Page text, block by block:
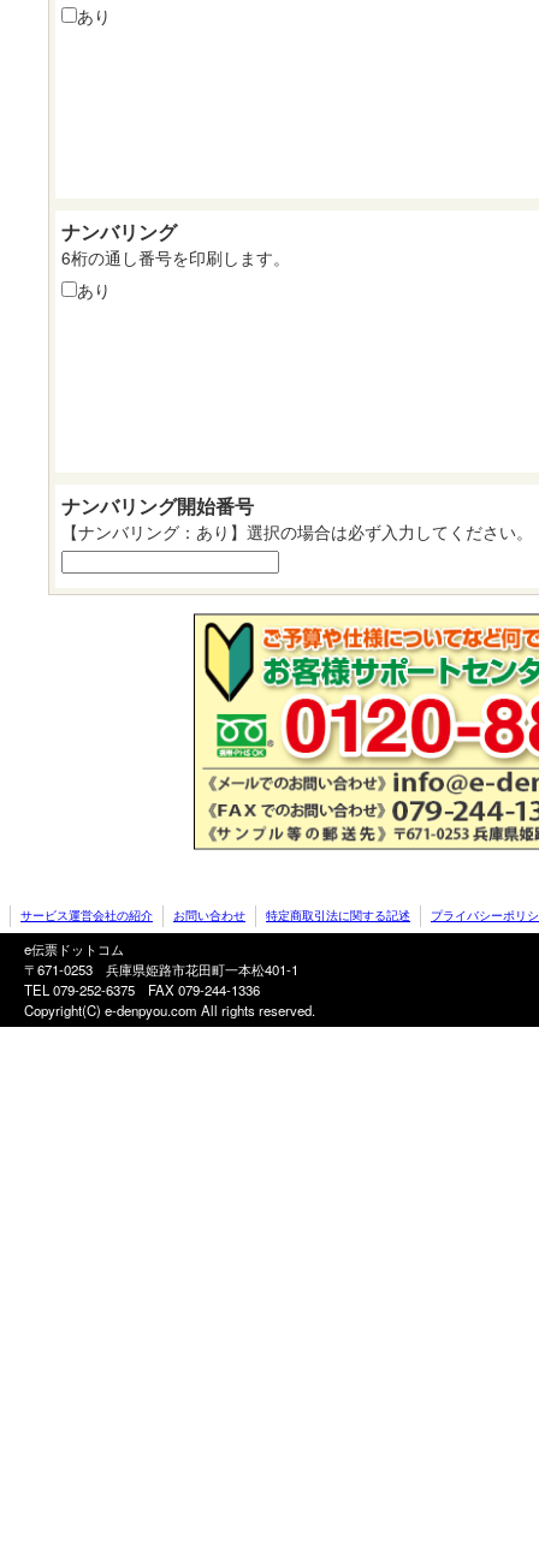
あり
ナンバリング
6桁の通し番号を印刷します。
あり
ナンバリング開始番号
【ナンバリング：あり】選択の場合は必ず入力してください。
サービス運営会社の紹介 お問い合わせ 特定商取引法に関する記述 プライバシーポリ
e伝票ドットコム
〒671-0253 兵庫県姫路市花田町一本松401-1
TEL 079-252-6375 FAX 079-244-1336
Copyright(C) e-denpyou.com All rights reserved.